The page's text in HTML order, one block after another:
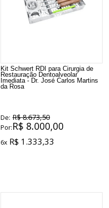
Kit Schwert RDI para Cirurgia de
Restauração Dentoalveolar
Imediata - Dr. José Carlos Martins
da Rosa
De: R$ 8.673,50
Por:R$ 8.000,00
6x R$ 1.333,33